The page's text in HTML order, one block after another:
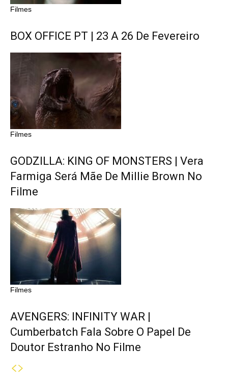
Filmes
BOX OFFICE PT | 23 A 26 De Fevereiro
Filmes
GODZILLA: KING OF MONSTERS | Vera
Farmiga Será Mãe De Millie Brown No
Filme
Filmes
AVENGERS: INFINITY WAR |
Cumberbatch Fala Sobre O Papel De
Doutor Estranho No Filme